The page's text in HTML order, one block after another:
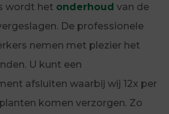
wordt het onderhoud van de
De professionele
nemen met plezier het
U kunt een
afsluiten waarbij wij 12x per
komen verzorgen. Zo